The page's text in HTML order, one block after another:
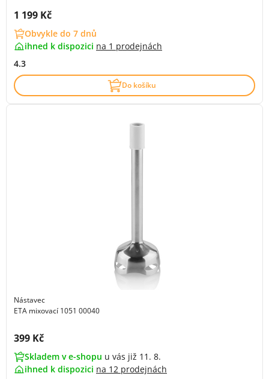
Cena s DPH:
1 199 Kč
Obvykle do 7 dnů
ihned k dispozici na 1 prodejnách
4.3
Do košíku
Nástavec
ETA mixovací 1051 00040
Cena s DPH:
399 Kč
Skladem v e-shopu u vás již 11. 8.
ihned k dispozici na 12 prodejnách